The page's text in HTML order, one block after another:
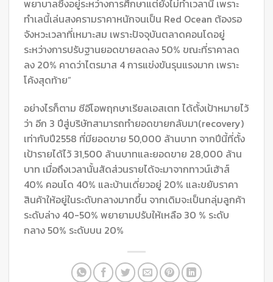
พยาบาลซึ่งอยู่ระหว่างการศึกษาแต่ยังไม่ทำเวลานี้ เพราะ
ทำเลนี้เล่นสงครามราคาหนักจนเป็น Red Ocean ต้องรอ
จังหวะเวลาที่เหมาะสม เพราะปัจจุบันตลาดคอนโดอยู่
ระหว่างการปรับฐานยอดขายลดลง 50% ขณะที่ราคาลด
ลง 20% คาดว่าไตรมาส 4 การแข่งขันรุนแรงมาก เพราะ
โค้งสุดท้าย”
อย่างไรก็ตาม ซีอีโอพฤกษาเรียลเอสเตท ได้ตั้งเป้าหมายไว้
ว่า อีก 3 ปีสู่บริษัทสามารถทำยอดขายกลับมา(recovery)
เท่ากับปี2558 ที่มียอดขาย 50,000 ล้านบาท จากปีนี้ที่ตั้ง
เป้ารายได้ไว้ 31,500 ล้านบาทและยอดขาย 28,000 ล้าน
บาท เมื่อถึงเวลานั้นสัดส่วนรายได้จะมาจากทาวน์เฮ้าส์
40% คอนโด 40% และบ้านเดี่ยวอยู่ 20% และขยับราคา
สินค้าให้อยู่ในระดับกลางมากขึ้น จากเดิมจะเป็นกลุ่มลูกค้า
ระดับล่าง 40-50% พยายามปรับให้เหลือ 30 % ระดับ
กลาง 50% ระดับบน 20%